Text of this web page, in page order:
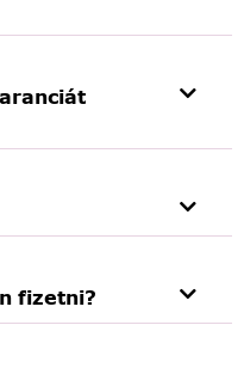
fizetni?